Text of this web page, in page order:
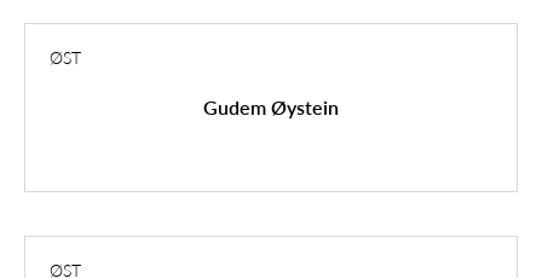
ØST
Gudem Øystein
ØST